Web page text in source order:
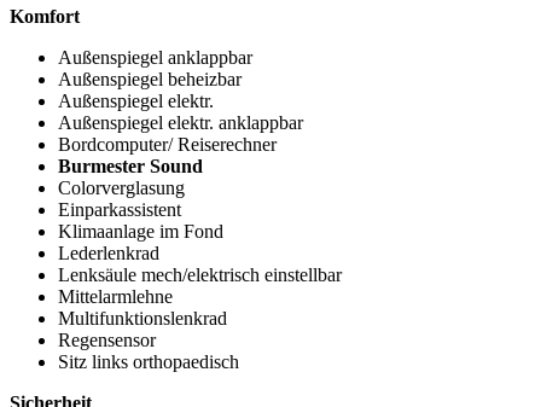
Komfort
Außenspiegel anklappbar
Außenspiegel beheizbar
Außenspiegel elektr.
Außenspiegel elektr. anklappbar
Bordcomputer/ Reiserechner
Burmester Sound
Colorverglasung
Einparkassistent
Klimaanlage im Fond
Lederlenkrad
Lenksäule mech/elektrisch einstellbar
Mittelarmlehne
Multifunktionslenkrad
Regensensor
Sitz links orthopaedisch
Sicherheit